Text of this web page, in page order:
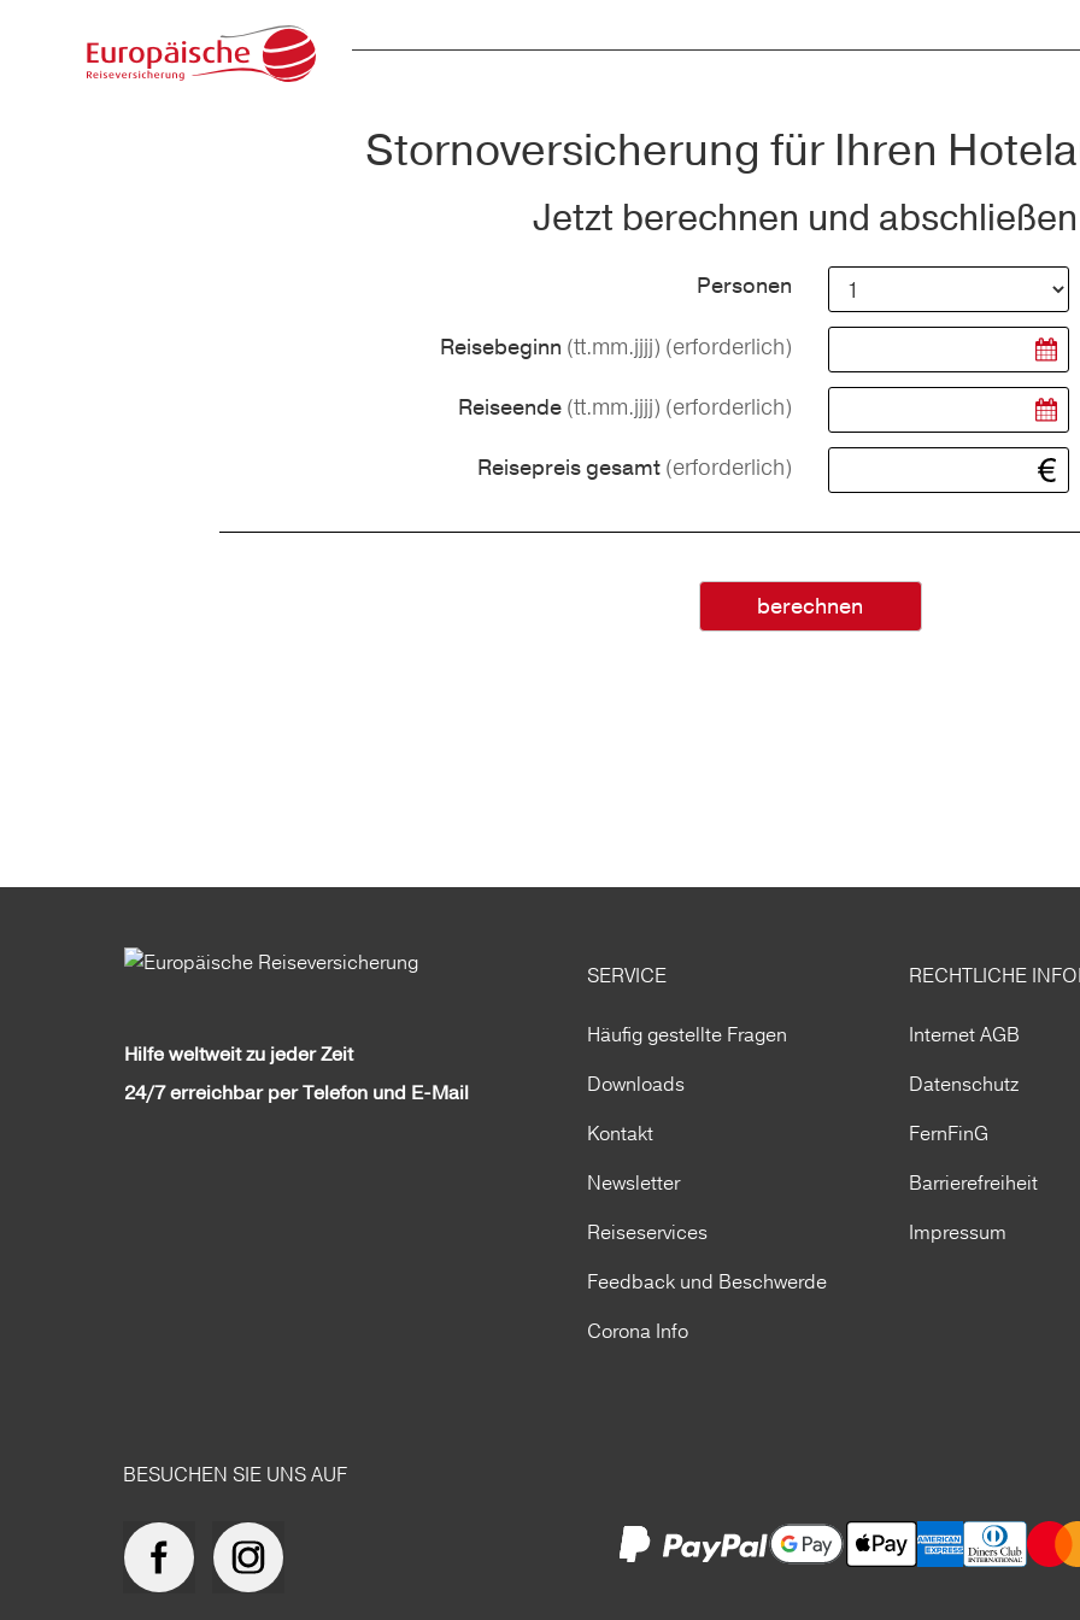
Stornoversicherung für Ihren
Jetzt berechnen und
Personen
Reisebeginn (tt.mm.jjjj) (erforderlich)
Reiseende (tt.mm.jjjj) (erforderlich)
Reisepreis gesamt (erforderlich)
berechnen
Hilfe weltweit zu jeder Zeit
24/7 erreichbar per Telefon und E-Mail
SERVICE
Häufig gestellte Fragen
Downloads
Kontakt
Newsletter
Reiseservices
Feedback und Beschwerde
Corona Info
RECHTLICHE
Internet AGB
Datenschutz
FernFinG
Barrierefreiheit
Impressum
BESUCHEN SIE UNS AUF